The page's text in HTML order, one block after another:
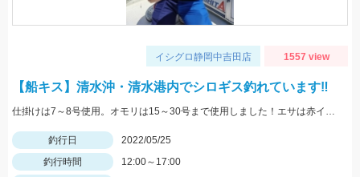
イシグロ静岡中吉田店 1557 view
【船キス】清水沖・清水港内でシロギス釣れています‼
仕掛けは7～8号使用。オモリは15～30号まで使用しました！エサは赤イソメがオススメです！
釣行日
2022/05/25
釣行時間
12:00～17:00